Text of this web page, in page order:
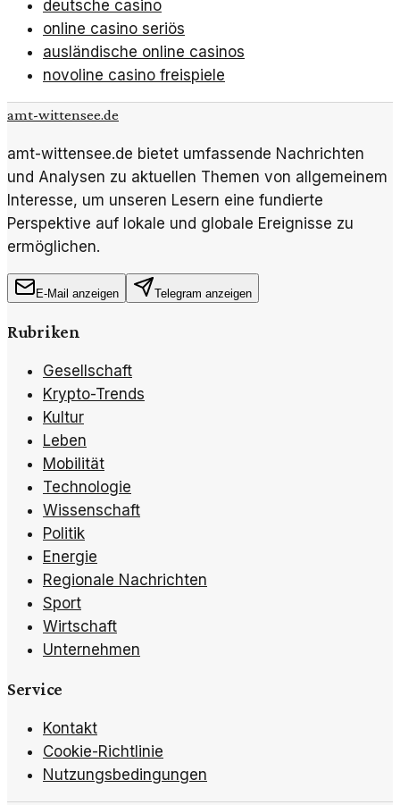
deutsche casino
online casino seriös
ausländische online casinos
novoline casino freispiele
amt-wittensee.de
amt-wittensee.de bietet umfassende Nachrichten
und Analysen zu aktuellen Themen von allgemeinem
Interesse, um unseren Lesern eine fundierte
Perspektive auf lokale und globale Ereignisse zu
ermöglichen.
E-Mail anzeigen Telegram anzeigen
Rubriken
Gesellschaft
Krypto-Trends
Kultur
Leben
Mobilität
Technologie
Wissenschaft
Politik
Energie
Regionale Nachrichten
Sport
Wirtschaft
Unternehmen
Service
Kontakt
Cookie-Richtlinie
Nutzungsbedingungen